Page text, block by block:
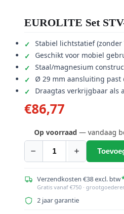
EUROLITE Set
Stabiel lichtstatief (zonder
Geschikt voor mobiel
Staal/magnesium
Ø 29 mm aansluiting past
Draagtas verkrijgbaar als
€86,77
Op voorraad — vandaag
−
EUROLITE
STV-
60-
WOT
+
Verzendkosten €38 excl. btw
Gratis vanaf €750 ·
2 jaar garantie